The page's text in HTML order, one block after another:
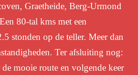
Graetheide, Berg-Urmond
80-tal kms met een
stonden op de teller. Meer dan
Ter afsluiting nog:
mooie route en volgende keer